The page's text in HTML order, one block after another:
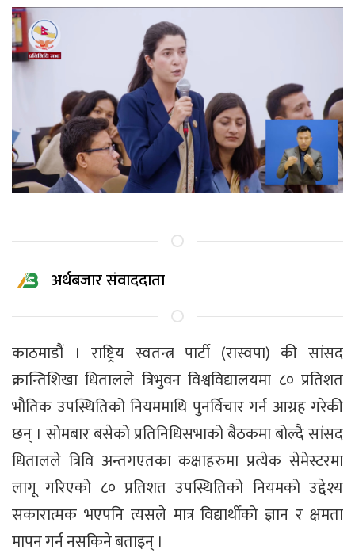
अर्थबजार संवाददाता
काठमाडौं । राष्ट्रिय स्वतन्त्र पार्टी (रास्वपा) की सांसद
क्रान्तिशिखा धितालले त्रिभुवन विश्वविद्यालयमा ८० प्रतिशत
भौतिक उपस्थितिको नियममाथि पुनर्विचार गर्न आग्रह गरेकी
छन् । सोमबार बसेको प्रतिनिधिसभाको बैठकमा बोल्दै सांसद
धितालले त्रिवि अन्तगएतका कक्षाहरुमा प्रत्येक सेमेस्टरमा
लागू गरिएको ८० प्रतिशत उपस्थितिको नियमको उद्देश्य
सकारात्मक भएपनि त्यसले मात्र विद्यार्थीको ज्ञान र क्षमता
मापन गर्न नसकिने बताइन् ।